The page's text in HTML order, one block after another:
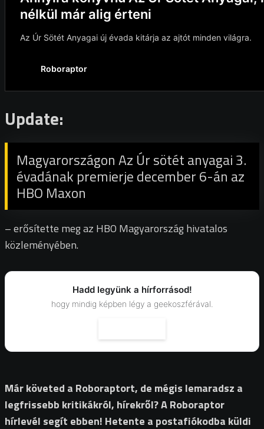
Update:
Magyarországon Az Úr sötét anyagai 3.
évadának premierje december 6-án az
HBO Maxon
– erősítette meg az HBO Magyarország hivatalos
közleményében.
Hadd legyünk a hírforrásod!
hogy mindig képben légy a geekoszférával.
Már követed a Roboraptort, de mégis lemaradsz a
legfrissebb kritikákról, hírekről? A Roboraptor
hírlevél segít ebben! Hetente a postafiókodba küldi